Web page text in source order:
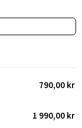
790,00 kr
1 990,00 kr